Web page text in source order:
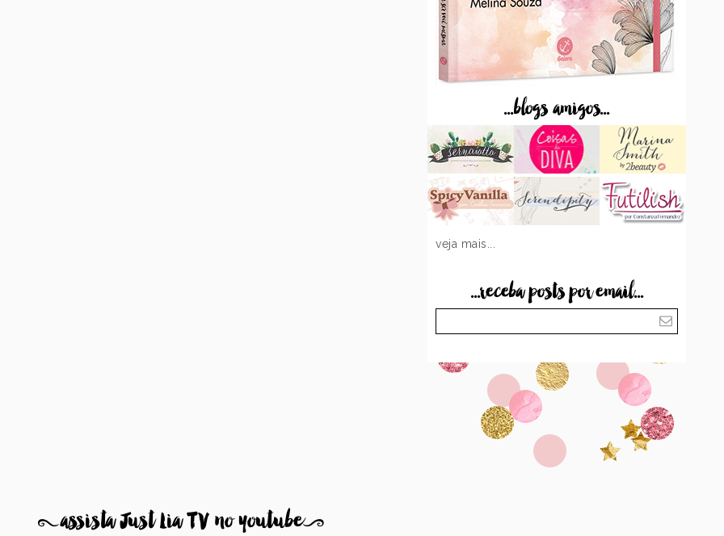
...blogs amigos...
veja mais...
...receba posts por email...
8assista Just Lia TV no youtube9